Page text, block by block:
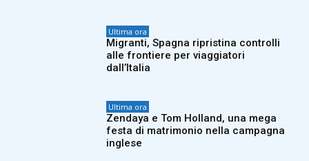
Ultima ora
Migranti, Spagna ripristina controlli
alle frontiere per viaggiatori
dall’Italia
Ultima ora
Zendaya e Tom Holland, una mega
festa di matrimonio nella campagna
inglese